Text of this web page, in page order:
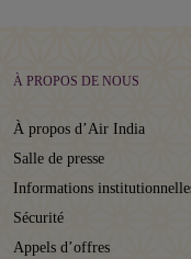
À PROPOS DE NOUS
À propos d’Air India
Salle de presse
Informations
Sécurité
Appels d’offres